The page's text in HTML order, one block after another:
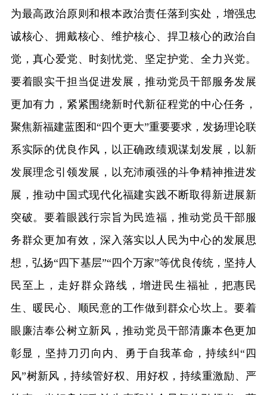
为最高政治原则和根本政治责任落到实处，增强忠
诚核心、拥戴核心、维护核心、捍卫核心的政治自
觉，真心爱党、时刻忧党、坚定护党、全力兴党。
要着眼实干担当促进发展，推动党员干部服务发展
更加有力，紧紧围绕新时代新征程党的中心任务，
聚焦新福建蓝图和“四个更大”重要要求，发扬理论联
系实际的优良作风，以正确政绩观谋划发展，以新
发展理念引领发展，以充沛顽强的斗争精神推进发
展，推动中国式现代化福建实践不断取得新进展新
突破。要着眼践行宗旨为民造福，推动党员干部服
务群众更加有效，深入落实以人民为中心的发展思
想，弘扬“四下基层”“四个万家”等优良传统，坚持人
民至上，走好群众路线，增进民生福祉，把惠民
生、暖民心、顺民意的工作做到群众心坎上。要着
眼廉洁奉公树立新风，推动党员干部清廉本色更加
彰显，坚持刀刃向内、勇于自我革命，持续纠“四
风”树新风，持续管好权、用好权，持续重激励、严